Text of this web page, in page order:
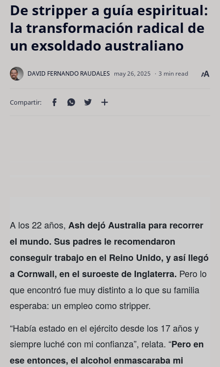
De stripper a guía espiritual:
la transformación radical de
un exsoldado australiano
3 min read
A los 22 años, Ash dejó Australia para recorrer
el mundo. Sus padres le recomendaron
conseguir trabajo en el Reino Unido, y así llegó
a Cornwall, en el suroeste de Inglaterra. Pero lo
que encontró fue muy distinto a lo que su familia
esperaba: un empleo como stripper.
“Había estado en el ejército desde los 17 años y
siempre luché con mi confianza”, relata. “Pero en
ese entonces, el alcohol enmascaraba mi